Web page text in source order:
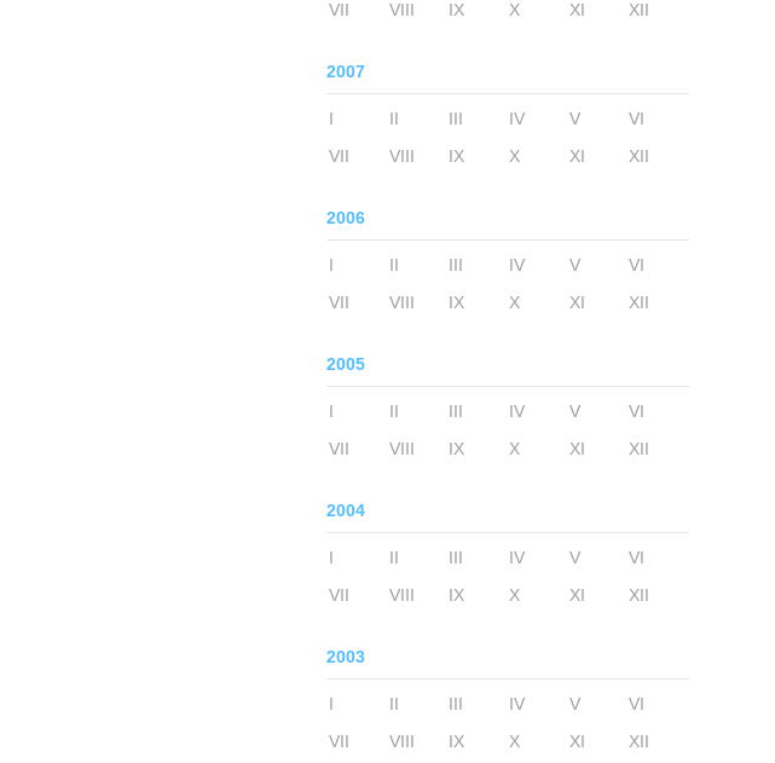
VII
VIII IX X XI XII
2007
I II III IV V
VI
VII
VIII IX X XI XII
2006
I II III IV V
VI
VII
VIII IX X XI XII
2005
I II III IV V
VI
VII
VIII IX X XI XII
2004
I II III IV V
VI
VII
VIII IX X XI XII
2003
I II III IV V
VI
VII
VIII IX X XI XII